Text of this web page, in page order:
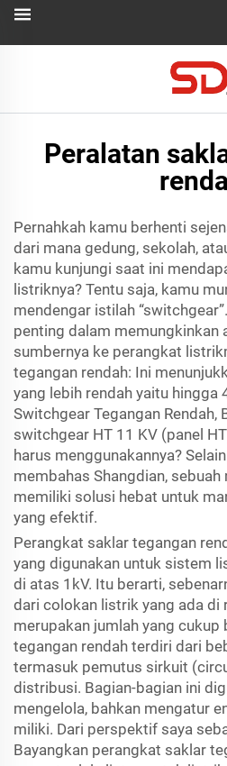
Peralatan
Pernahkah kamu berhenti
dari mana gedung, sekolah,
kamu kunjungi saat ini
listriknya? Tentu saja, kamu
mendengar istilah
penting dalam memungkinkan
sumbernya ke perangkat
tegangan rendah: Ini
yang lebih rendah yaitu hingga
Switchgear Tegangan Rendah,
switchgear HT 11 KV (panel
harus menggunakannya?
membahas Shangdian,
memiliki solusi hebat untuk
yang efektif.
Perangkat saklar tegangan
yang digunakan untuk sistem
di atas 1kV. Itu berarti,
dari colokan listrik yang ada di
merupakan jumlah yang
tegangan rendah terdiri dari
termasuk pemutus sirkuit
distribusi. Bagian-bagian ini
mengelola, bahkan mengatur
miliki. Dari perspektif saya
Bayangkan perangkat saklar